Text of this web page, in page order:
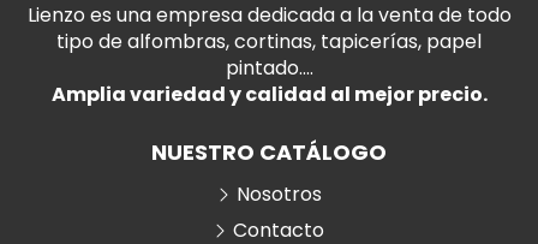
Lienzo es una empresa dedicada a la venta de todo
tipo de alfombras, cortinas, tapicerías, papel
pintado....
Amplia variedad y calidad al mejor precio.
NUESTRO CATÁLOGO
Nosotros
Contacto